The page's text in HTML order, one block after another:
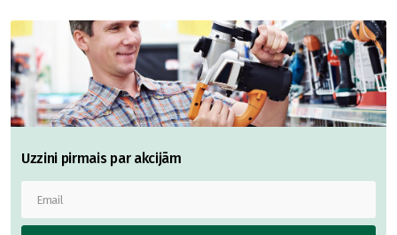
Uzzini pirmais par akcijām